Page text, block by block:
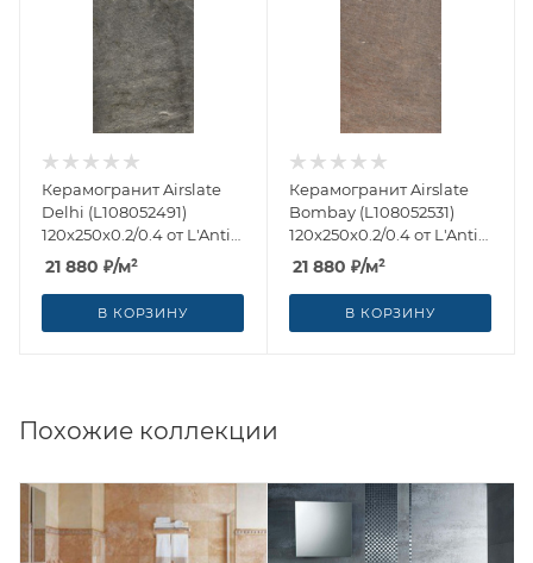
Керамогранит Airslate
Delhi (L108052491)
120x250x0.2/0.4 от L'Antic
Colonial (Испания)
21 880 ₽/м²
В КОРЗИНУ
Керамогранит Airslate
Bombay (L108052531)
120x250x0.2/0.4 от L'Antic
Colonial (Испания)
21 880 ₽/м²
В КОРЗИНУ
Похожие коллекции